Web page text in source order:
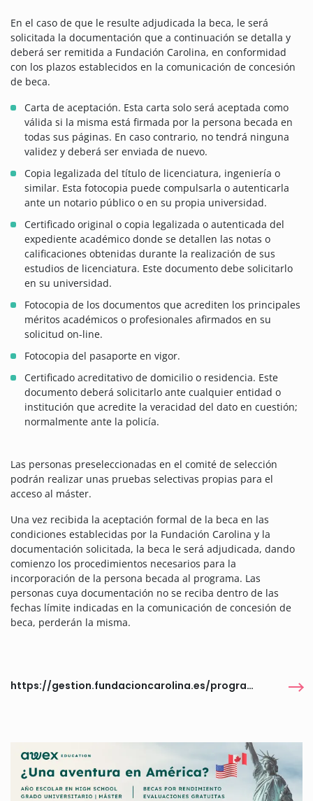
En el caso de que le resulte adjudicada la beca, le será
solicitada la documentación que a continuación se detalla y
deberá ser remitida a Fundación Carolina, en conformidad
con los plazos establecidos en la comunicación de concesión
de beca.
Carta de aceptación. Esta carta solo será aceptada como
válida si la misma está firmada por la persona becada en
todas sus páginas. En caso contrario, no tendrá ninguna
validez y deberá ser enviada de nuevo.
Copia legalizada del título de licenciatura, ingeniería o
similar. Esta fotocopia puede compulsarla o autenticarla
ante un notario público o en su propia universidad.
Certificado original o copia legalizada o autenticada del
expediente académico donde se detallen las notas o
calificaciones obtenidas durante la realización de sus
estudios de licenciatura. Este documento debe solicitarlo
en su universidad.
Fotocopia de los documentos que acrediten los principales
méritos académicos o profesionales afirmados en su
solicitud on-line.
Fotocopia del pasaporte en vigor.
Certificado acreditativo de domicilio o residencia. Este
documento deberá solicitarlo ante cualquier entidad o
institución que acredite la veracidad del dato en cuestión;
normalmente ante la policía.
Las personas preseleccionadas en el comité de selección
podrán realizar unas pruebas selectivas propias para el
acceso al máster.
Una vez recibida la aceptación formal de la beca en las
condiciones establecidas por la Fundación Carolina y la
documentación solicitada, la beca le será adjudicada, dando
comienzo los procedimientos necesarios para la
incorporación de la persona becada al programa. Las
personas cuya documentación no se reciba dentro de las
fechas límite indicadas en la comunicación de concesión de
beca, perderán la misma.
https://gestion.fundacioncarolina.es/programas/6444